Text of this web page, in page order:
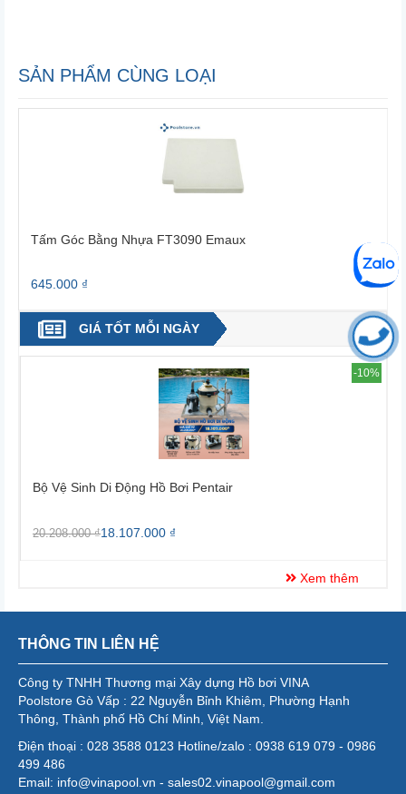
SẢN PHẨM CÙNG LOẠI
Thanh Lót Mương Tràn Hồ Bơi DF
GIÁ TỐT MỖI NGÀY
-10%
Pentair Bộ Vệ Sinh Di Động Hồ Bơi
Xem thêm
THÔNG TIN LIÊN HỆ
Công ty TNHH Thương mại Xây dựng Hồ bơi VINA
Poolstore Gò Vấp : 22 Nguyễn Bỉnh Khiêm, Phường Hạnh
Thông, Thành phố Hồ Chí Minh, Việt Nam.
Điện thoại : 028 3588 0123 Hotline/zalo : 0938 619 079 - 0986
499 486
Email: info@vinapool.vn - sales02.vinapool@gmail.com